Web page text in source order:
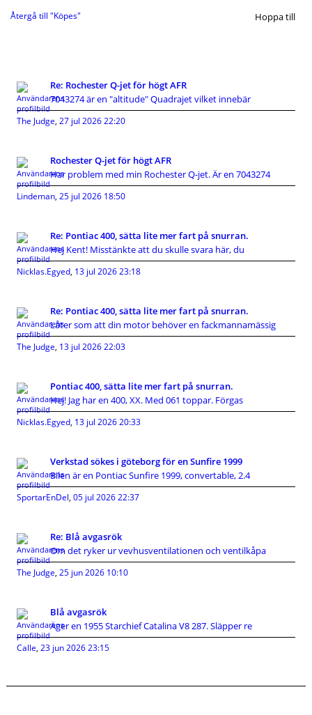
Återgå till "Köpes" Hoppa till
Re: Rochester Q-jet för högt AFR
7043274 är en "altitude" Quadrajet vilket innebär
The Judge, 27 jul 2026 22:20
Rochester Q-jet för högt AFR
Har problem med min Rochester Q-jet. Är en 7043274
Lindeman, 25 jul 2026 18:50
Re: Pontiac 400, sätta lite mer fart på snurran.
Hej Kent! Misstänkte att du skulle svara här, du
Nicklas.Egyed, 13 jul 2026 23:18
Re: Pontiac 400, sätta lite mer fart på snurran.
Låter som att din motor behöver en fackmannamässig
The Judge, 13 jul 2026 22:03
Pontiac 400, sätta lite mer fart på snurran.
Hej! Jag har en 400, XX. Med 061 toppar. Förgas
Nicklas.Egyed, 13 jul 2026 20:33
Verkstad sökes i göteborg för en Sunfire 1999
Bilen är en Pontiac Sunfire 1999, convertable, 2.4
SportarEnDel, 05 jul 2026 22:37
Re: Blå avgasrök
Om det ryker ur vevhusventilationen och ventilkåpa
The Judge, 25 jun 2026 10:10
Blå avgasrök
Äger en 1955 Starchief Catalina V8 287. Släpper re
Calle, 23 jun 2026 23:15